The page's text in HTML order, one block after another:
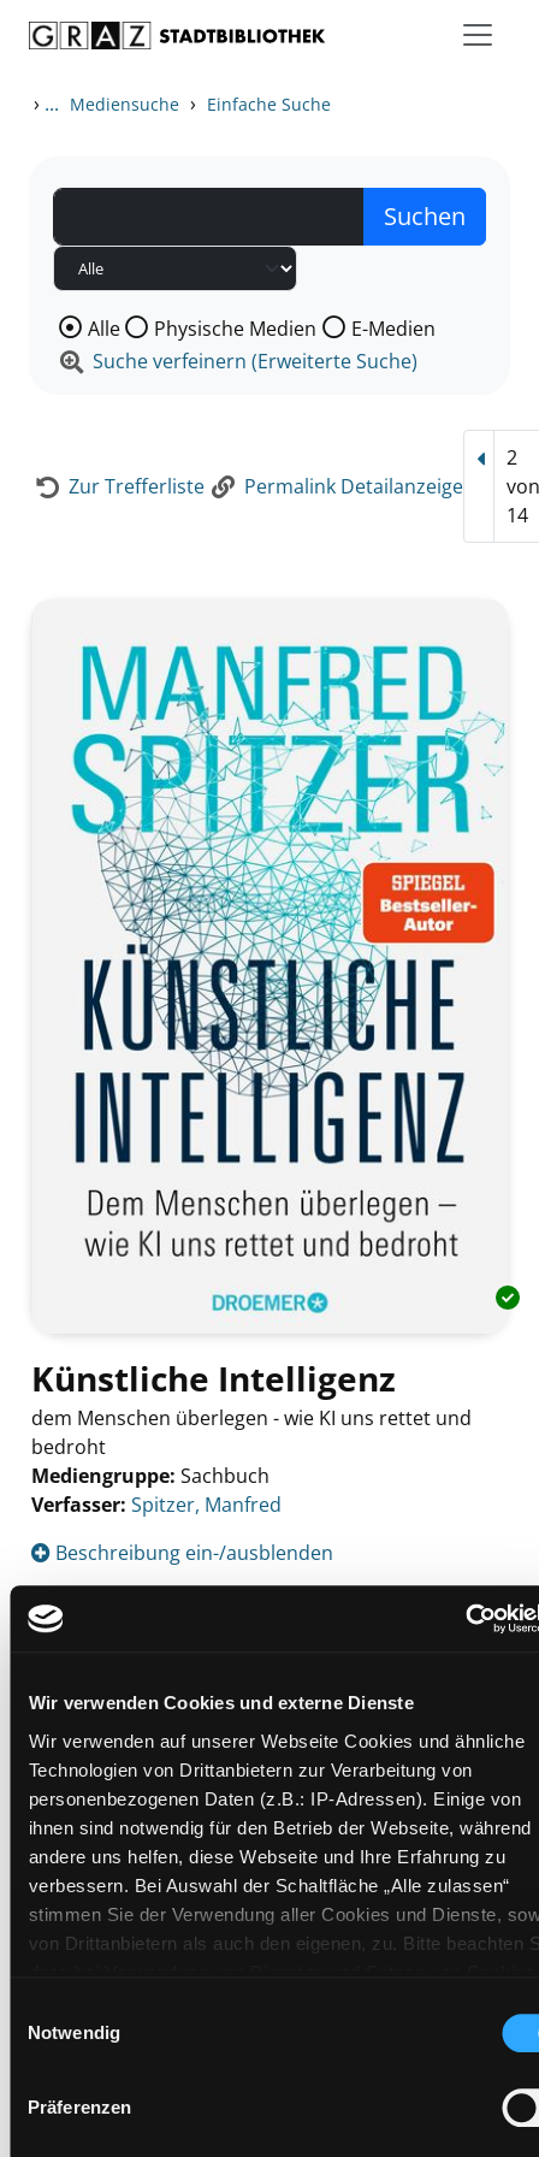
Wir verwenden Cookies und externe Dienste
Wir verwenden auf unserer Webseite Cookies und ähnliche
Technologien von Drittanbietern zur Verarbeitung von
personenbezogenen Daten (z.B.: IP-Adressen). Einige von
ihnen sind notwendig für den Betrieb der Webseite, während
andere uns helfen, diese Webseite und Ihre Erfahrung zu
verbessern. Bei Auswahl der Schaltfläche „Alle zulassen“
stimmen Sie der Verwendung aller Cookies und Dienste,
von Drittanbietern als auch den eigenen, zu. Bitte beachten
(Länder außerhalb des EWR ohne adäquates
Datenschutzniveau) stattfinden kann. In diesem
ausgeschlossen werden. Eine Verarbeitung durch solche
Notwendig
Präferenzen
› ... Mediensuche › Einfache Suche
Wählen Sie die Medienart nach der Sie suchen wollen.
Alle Physische Medien
E-Medien
Suche verfeinern (Erweiterte Suche)
Zur Trefferliste Permalink Detailanzeige
2
14
Künstliche Intelligenz
dem Menschen überlegen - wie KI uns rettet und
bedroht
Mediengruppe: Sachbuch
Verfasser: Suche nach diesem Verfasser
Spitzer, Manfred
Beschreibung ein-/ausblenden
Mehr Informationen ein-/ausblenden
Exemplare
Zweigstelle: Nord - Geidorf
Signatur:NT.EAK SPI
Standort 2: Ausleihe
Status: Entliehen
Vorbestellungen:0
Mediengruppe: Sachbuch